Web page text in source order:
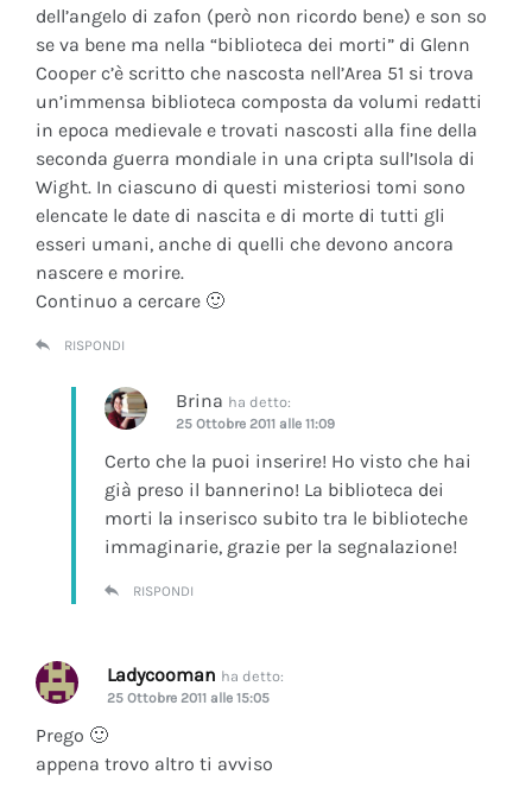
dell’angelo di zafon (però non ricordo bene) e son so
se va bene ma nella “biblioteca dei morti” di Glenn
Cooper c’è scritto che nascosta nell’Area 51 si trova
un’immensa biblioteca composta da volumi redatti
in epoca medievale e trovati nascosti alla fine della
seconda guerra mondiale in una cripta sull’Isola di
Wight. In ciascuno di questi misteriosi tomi sono
elencate le date di nascita e di morte di tutti gli
esseri umani, anche di quelli che devono ancora
nascere e morire.
Continuo a cercare 🙂
RISPONDI
Brina ha detto:
25 Ottobre 2011 alle 11:09
Certo che la puoi inserire! Ho visto che hai
già preso il bannerino! La biblioteca dei
morti la inserisco subito tra le biblioteche
immaginarie, grazie per la segnalazione!
RISPONDI
Ladycooman ha detto:
25 Ottobre 2011 alle 15:05
Prego 🙂
appena trovo altro ti avviso